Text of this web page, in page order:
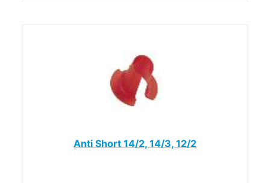
Anti Short 14/2, 14/3, 12/2